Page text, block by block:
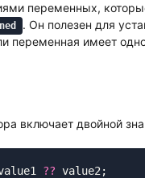
переменных,
. Он полезен для
переменная имеет
включает двойной
??